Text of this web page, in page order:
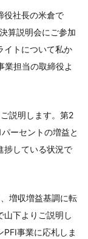
役社長の米倉で
算説明会にご参加
イトについて私か
業担当の取締役よ
説明します。第2
ーセントの増益と
捗している状況で
増収増益基調に転
山下よりご説明し
事業に応札しま